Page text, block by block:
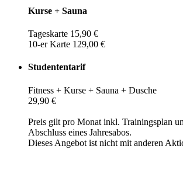
Kurse + Sauna
Tageskarte 15,90 €
10-er Karte 129,00 €
Studententarif
Fitness + Kurse + Sauna + Dusche
29,90 €
Preis gilt pro Monat inkl. Trainingsplan
Abschluss eines Jahresabos.
Dieses Angebot ist nicht mit anderen